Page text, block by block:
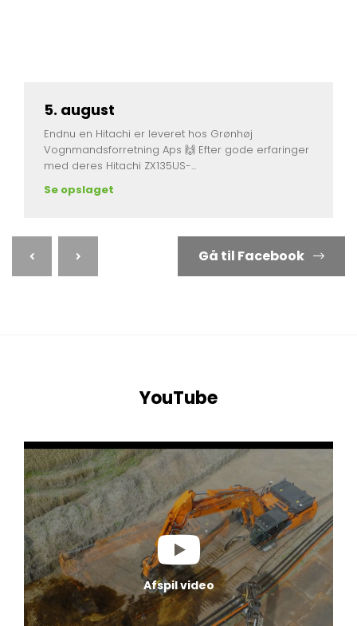
5. august
Endnu en Hitachi er leveret hos Grønhøj
Vognmandsforretning Aps 🙌 Efter gode erfaringer
med deres Hitachi ZX135US-...
Se opslaget
Gå til Facebook
YouTube
Afspil video